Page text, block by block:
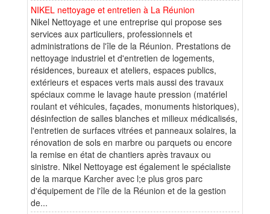
NIKEL nettoyage et entretien à La Réunion
Nikel Nettoyage et une entreprise qui propose ses
services aux particuliers, professionnels et
administrations de l'île de la Réunion. Prestations de
nettoyage industriel et d'entretien de logements,
résidences, bureaux et ateliers, espaces publics,
extérieurs et espaces verts mais aussi des travaux
spéciaux comme le lavage haute pression (matériel
roulant et véhicules, façades, monuments historiques),
désinfection de salles blanches et milieux médicalisés,
l'entretien de surfaces vitrées et panneaux solaires, la
rénovation de sols en marbre ou parquets ou encore
la remise en état de chantiers après travaux ou
sinistre. Nikel Nettoyage est également le spécialiste
de la marque Karcher avec l;e plus gros parc
d'équipement de l'île de la Réunion et de la gestion
de...